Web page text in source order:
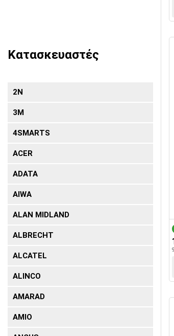
Κατασκευαστές
2N
3Μ
4SMARTS
ACER
ADATA
AIWA
ALAN MIDLAND
ALBRECHT
ALCATEL
ALINCO
AMARAD
AMIO